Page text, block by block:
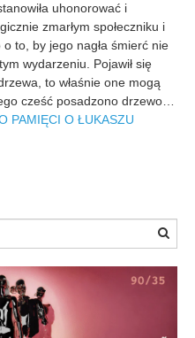
6
-
0
4
9
uhonorować i
zmarłym społeczniku i
to, by jego nagła śmierć nie
wydarzeniu. Pojawił się
to właśnie one mogą
cześć posadzono drzewo…
PAMIĘCI O ŁUKASZU